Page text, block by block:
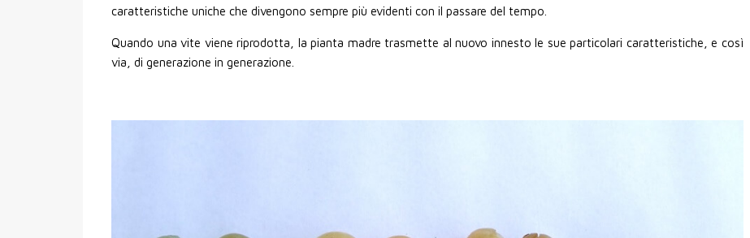
caratteristiche uniche che divengono sempre più evidenti con il passare del tempo.
Quando una vite viene riprodotta, la pianta madre trasmette al nuovo innesto le sue particolari caratteristiche, e così
via, di generazione in generazione.